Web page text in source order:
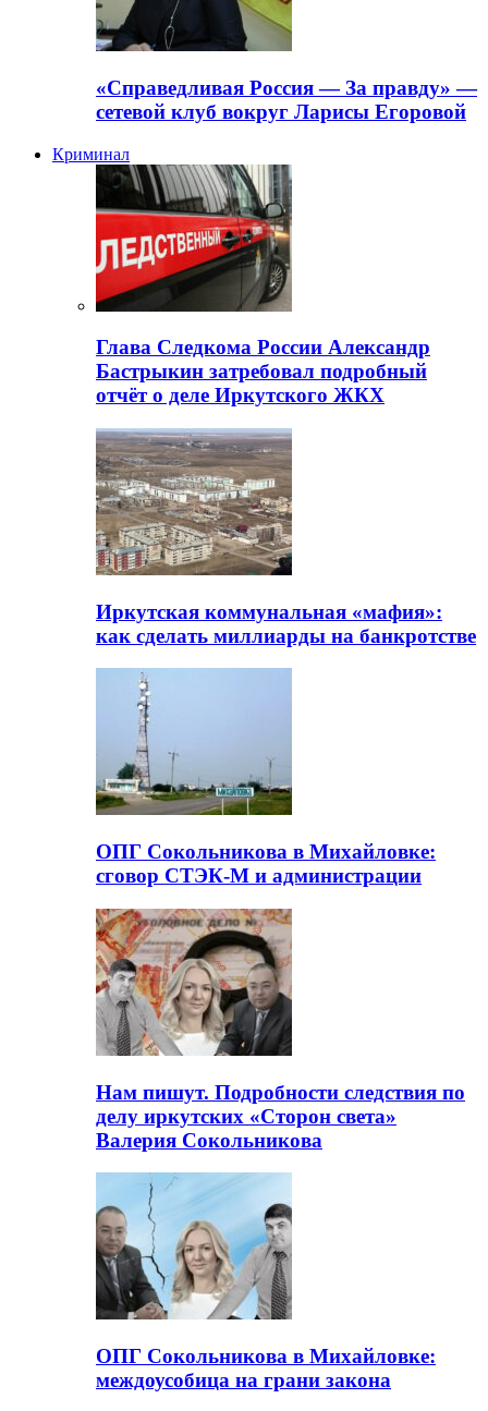
«Справедливая Россия — За правду» —
сетевой клуб вокруг Ларисы Егоровой
Криминал
Глава Следкома России Александр
Бастрыкин затребовал подробный
отчёт о деле Иркутского ЖКХ
Иркутская коммунальная «мафия»:
как сделать миллиарды на банкротстве
ОПГ Сокольникова в Михайловке:
сговор СТЭК-М и администрации
Нам пишут. Подробности следствия по
делу иркутских «Сторон света»
Валерия Сокольникова
ОПГ Сокольникова в Михайловке:
междоусобица на грани закона